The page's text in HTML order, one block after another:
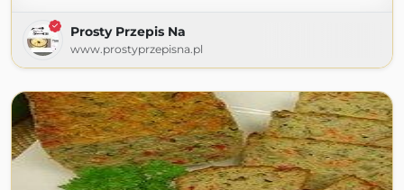
Prosty Przepis Na
www.prostyprzepisna.pl